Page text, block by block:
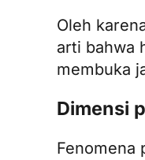
Oleh
arti bahwa
membuka
Dimensi
Fenomena